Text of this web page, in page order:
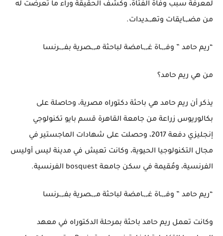
لمعرفة سبب وفاة الفتاة، وكشف الحقيقة وراء ما تعرضت له
من مضـ,ـايقات وتهـ,ـديدات.
“ريم حامد ” وفـ,,ـاة غـ,,ـامضة لباحثة مـ,,ـصرية بفـ,,ـرنسا
من هي ريم حامد؟
يذكر أن ريم حامد هي باحثة دكتوراه مصرية، وحاصلة على
بكالوريوس زراعة من جامعة القاهرة قسم بايو تكنولوجي
إنجليزي دفعة 2017، وحصلت على شهادات الماجستير في
مجال التكنولوجيا الحيوية، وكانت تعيش في مدينة ليس أوليس
الفرنسية، ومُقيمة في سكن جامعة bosquest الفرنسية.
“ريم حامد ” وفـ,,ـاة غـ,,ـامضة لباحثة مـ,,ـصرية بفـ,,ـرنسا
وكانت تعمل ريم حامد باحثة بمرحلة الدكتوراه في معهد